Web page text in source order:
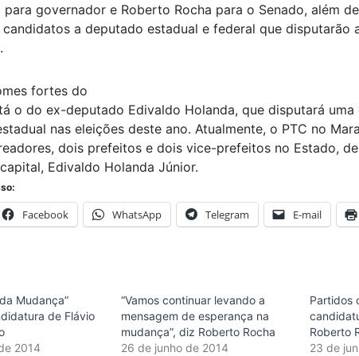
para governador e Roberto Rocha para o Senado, além
candidatos a deputado estadual e federal que disputarão
fortes do
o do ex-deputado Edivaldo Holanda, que disputará uma
nas eleições deste ano. Atualmente, o PTC no
dois prefeitos e dois vice-prefeitos no Estado,
Edivaldo Holanda Júnior.
Facebook WhatsApp Telegram E-mail
Mudança”
de Flávio
2014
“Vamos continuar levando a
mensagem de esperança na
mudança”, diz Roberto Rocha
26 de junho de 2014
Partidos
Roberto
23 de